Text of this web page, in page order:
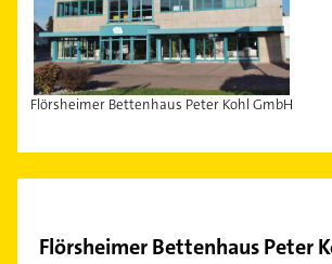
Flörsheimer Bettenhaus Peter Kohl GmbH
Flörsheimer Bettenhaus Peter